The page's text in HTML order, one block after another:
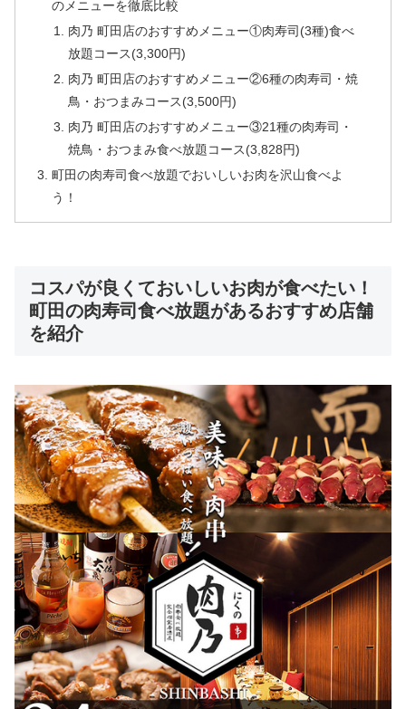
のメニューを徹底比較
肉乃 町田店のおすすめメニュー①肉寿司(3種)食べ
放題コース(3,300円)
肉乃 町田店のおすすめメニュー②6種の肉寿司・焼
鳥・おつまみコース(3,500円)
肉乃 町田店のおすすめメニュー③21種の肉寿司・
焼鳥・おつまみ食べ放題コース(3,828円)
町田の肉寿司食べ放題でおいしいお肉を沢山食べよ
う！
コスパが良くておいしいお肉が食べたい！
町田の肉寿司食べ放題があるおすすめ店舗
を紹介